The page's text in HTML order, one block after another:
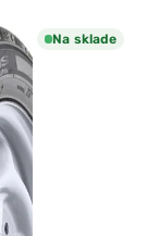
Na sklade